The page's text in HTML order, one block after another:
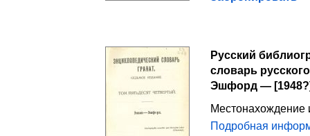
Русский
словарь
Эшфорд —
Местонахождение
Подробная